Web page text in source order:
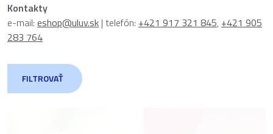
Kontakty
e-mail: eshop@uluv.sk | telefón: +421 917 321 845, +421 905
283 764
FILTROVAŤ